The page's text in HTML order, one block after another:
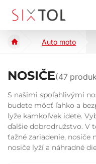
Auto moto
NOSIČE(47
S našimi spoľahlivými
budete môcť ľahko a
lyže kamkoľvek idete.
ďalšie dobrodružstvo. V
ťažné zariadenie, nosiče
nosiče lyží a náhradné